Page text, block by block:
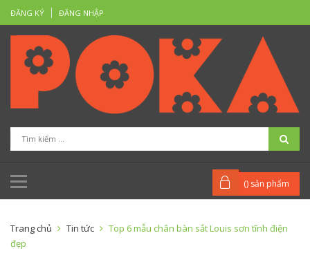
ĐĂNG KÝ ĐĂNG NHẬP
() sản phẩm
Trang chủ Tin tức
Top 6 mẫu chân bàn sắt Louis sơn tĩnh điện
đẹp